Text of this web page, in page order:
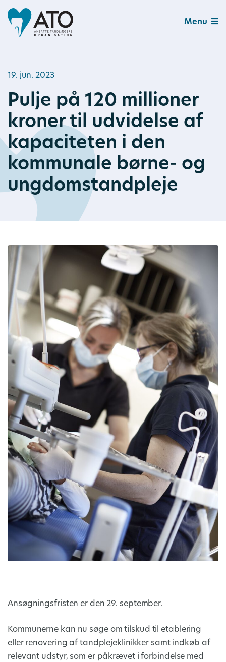
Menu
19. jun. 2023
Pulje på 120 millioner
kroner til udvidelse af
kapaciteten i den
kommunale børne- og
ungdomstandpleje
Ansøgningsfristen er den 29. september.
Kommunerne kan nu søge om tilskud til etablering
eller renovering af tandplejeklinikker samt indkøb af
relevant udstyr, som er påkrævet i forbindelse med